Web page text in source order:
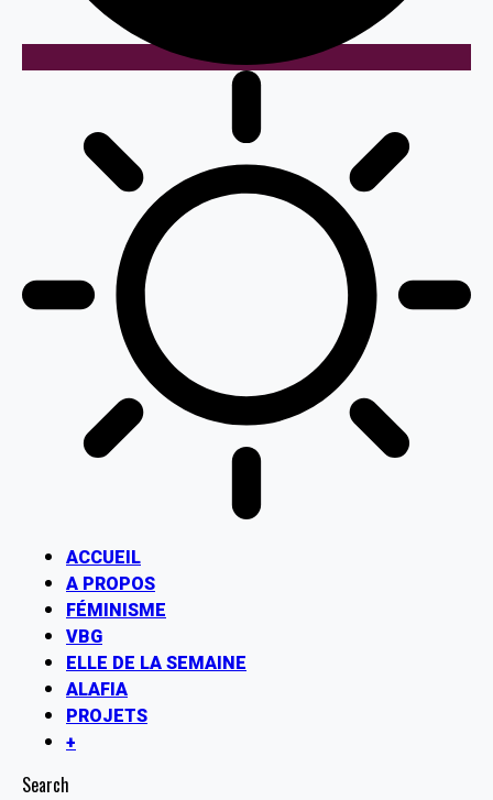
ACCUEIL
A PROPOS
FÉMINISME
VBG
ELLE DE LA SEMAINE
ALAFIA
PROJETS
+
Search